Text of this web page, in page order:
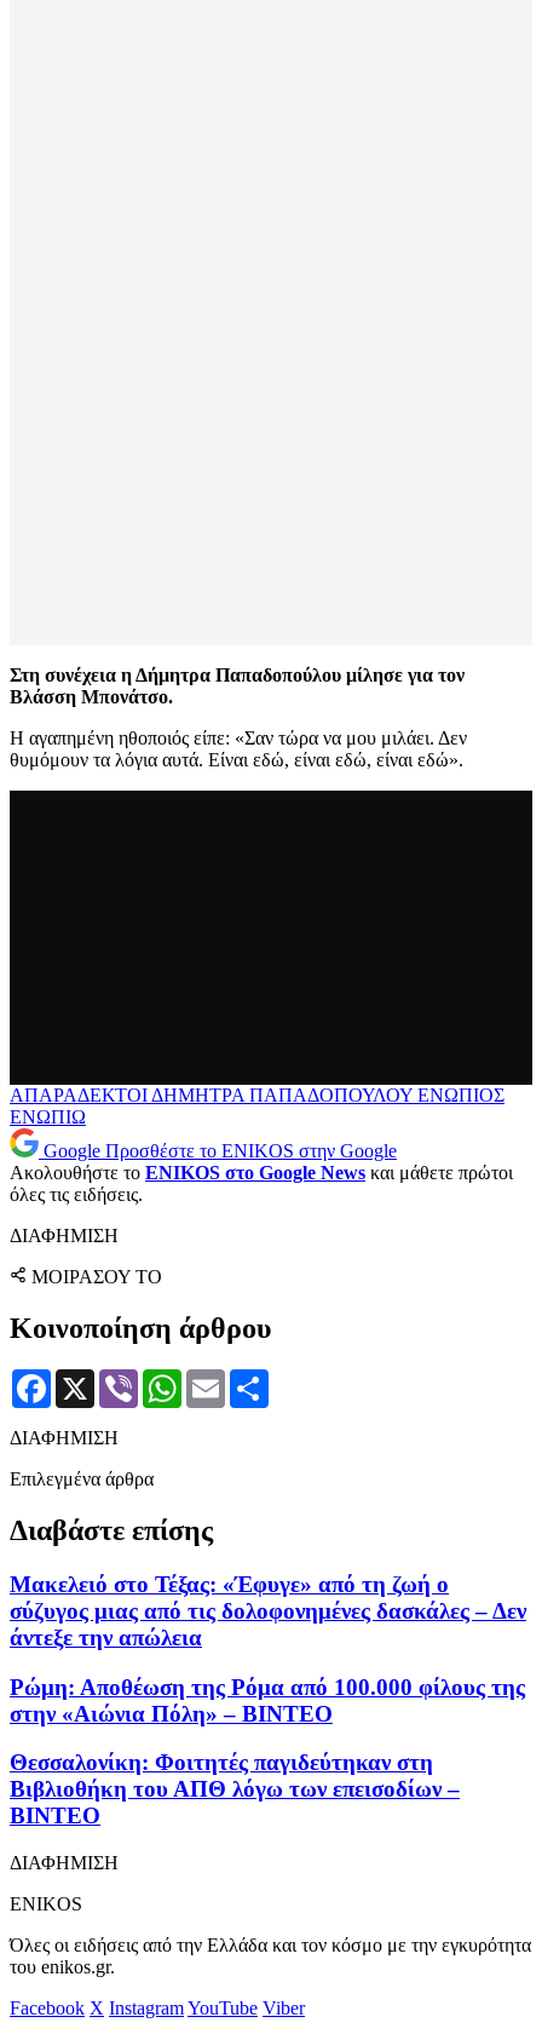
Στη συνέχεια η Δήμητρα Παπαδοπούλου μίλησε για τον
Βλάσση Μπονάτσο.
Η αγαπημένη ηθοποιός είπε: «Σαν τώρα να μου μιλάει. Δεν
θυμόμουν τα λόγια αυτά. Είναι εδώ, είναι εδώ, είναι εδώ».
ΑΠΑΡΑΔΕΚΤΟΙ ΔΗΜΗΤΡΑ ΠΑΠΑΔΟΠΟΥΛΟΥ ΕΝΩΠΙΟΣ
ΕΝΩΠΙΩ
Google Προσθέστε το ENIKOS στην Google
Ακολουθήστε το ENIKOS στο Google News και μάθετε πρώτοι
όλες τις ειδήσεις.
ΔΙΑΦΗΜΙΣΗ
ΜΟΙΡΑΣΟΥ ΤΟ
Κοινοποίηση άρθρου
Facebook
X Viber WhatsApp
Email
ΔΙΑΦΗΜΙΣΗ
Επιλεγμένα άρθρα
Διαβάστε επίσης
Μακελειό στο Τέξας: «Έφυγε» από τη ζωή ο
σύζυγος μιας από τις δολοφονημένες δασκάλες – Δεν
άντεξε την απώλεια
Ρώμη: Αποθέωση της Ρόμα από 100.000 φίλους της
στην «Αιώνια Πόλη» – ΒΙΝΤΕΟ
Θεσσαλονίκη: Φοιτητές παγιδεύτηκαν στη
Βιβλιοθήκη του ΑΠΘ λόγω των επεισοδίων –
ΒΙΝΤΕΟ
ΔΙΑΦΗΜΙΣΗ
ENIKOS
Όλες οι ειδήσεις από την Ελλάδα και τον κόσμο με την εγκυρότητα
του enikos.gr.
Facebook X InstagramYouTube Viber